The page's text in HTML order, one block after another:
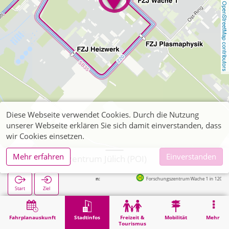
OpenStreetMap contributors
Fahrplanauskunft Stadtinfos
Freizeit &
Tourismus
Mobilität Mehr
Forschungszentrum Jülich (POI)
Start Ziel
Nächste Haltestellen: Forschungszentrum Wache 1 in 120m
Stadtinfos Forschungszentrum Jülich (POI)
Diese Webseite verwendet Cookies. Durch die Nutzung
unserer Webseite erklären Sie sich damit einverstanden, dass
wir Cookies einsetzen.
Mehr erfahren
Einverstanden